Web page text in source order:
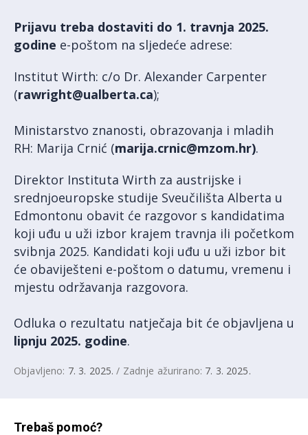
Prijavu treba dostaviti do 1. travnja 2025.
godine e-poštom na sljedeće adrese:
Institut Wirth: c/o Dr. Alexander Carpenter
(rawright@ualberta.ca);
Ministarstvo znanosti, obrazovanja i mladih
RH: Marija Crnić (marija.crnic@mzom.hr).
Direktor Instituta Wirth za austrijske i
srednjoeuropske studije Sveučilišta Alberta u
Edmontonu obavit će razgovor s kandidatima
koji uđu u uži izbor krajem travnja ili početkom
svibnja 2025. Kandidati koji uđu u uži izbor bit
će obaviješteni e-poštom o datumu, vremenu i
mjestu održavanja razgovora.
Odluka o rezultatu natječaja bit će objavljena u
lipnju 2025. godine.
Objavljeno: 7. 3. 2025. / Zadnje ažurirano: 7. 3. 2025.
Trebaš pomoć?